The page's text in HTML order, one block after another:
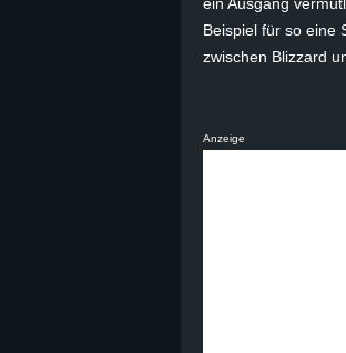
B
o
Beispiel für so eine
zwischen Blizzard
Anzeige